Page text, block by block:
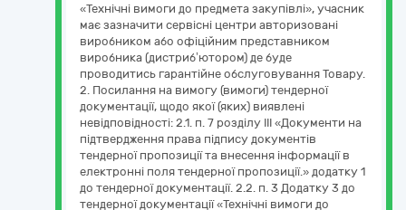
«Технічні вимоги до предмета закупівлі», учасник
має зазначити сервісні центри авторизовані
виробником або офіційним представником
виробника (дистриб’ютором) де буде
проводитись гарантійне обслуговування Товару.
2. Посилання на вимогу (вимоги) тендерної
документації, щодо якої (яких) виявлені
невідповідності: 2.1. п. 7 розділу ІІІ «Документи на
підтвердження права підпису документів
тендерної пропозиції та внесення інформації в
електронні поля тендерної пропозиції.» додатку 1
до тендерної документації. 2.2. п. 3 Додатку 3 до
тендерної документації «Технічні вимоги до